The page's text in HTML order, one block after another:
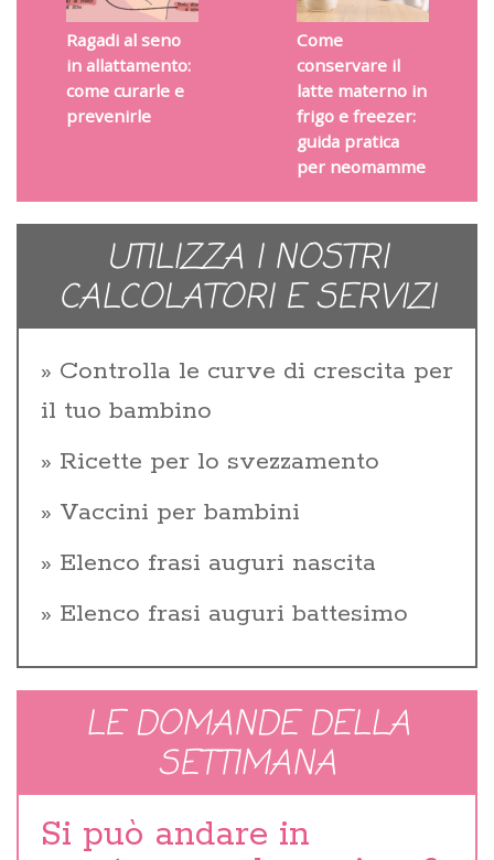
Ragadi al seno
in allattamento:
come curarle e
prevenirle
Come
conservare il
latte materno in
frigo e freezer:
guida pratica
per neomamme
UTILIZZA I NOSTRI
CALCOLATORI E SERVIZI
Controlla le curve di crescita per
il tuo bambino
Ricette per lo svezzamento
Vaccini per bambini
Elenco frasi auguri nascita
Elenco frasi auguri battesimo
LE DOMANDE DELLA
SETTIMANA
Si può andare in